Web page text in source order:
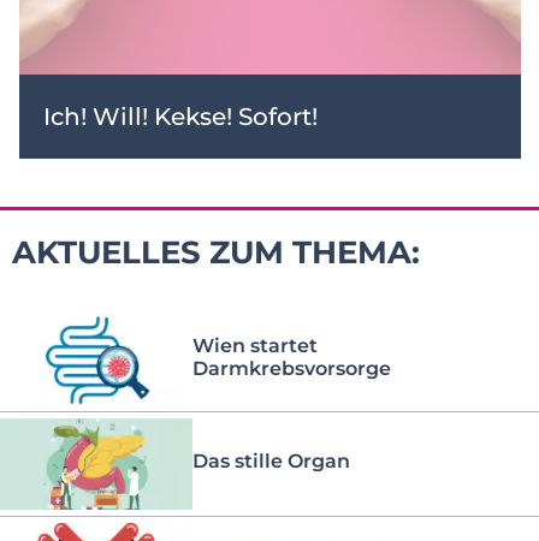
Ich! Will! Kekse! Sofort!
AKTUELLES ZUM THEMA:
Wien startet
Darmkrebsvorsorge
Das stille Organ